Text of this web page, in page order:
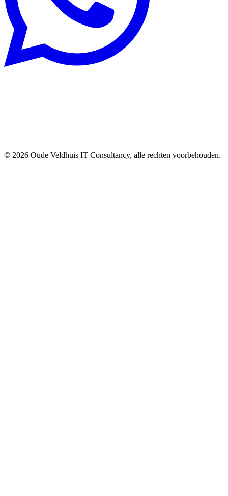
© 2026 Oude Veldhuis IT Consultancy, alle rechten voorbehouden.